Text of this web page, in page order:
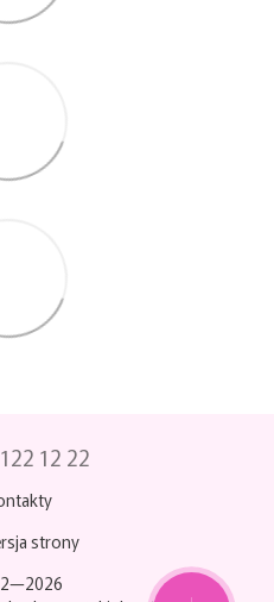
12 22
strony